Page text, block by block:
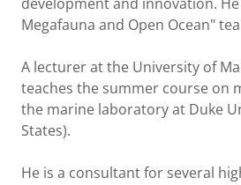
Megafauna and Open Ocean"
A lecturer at the University of
teaches the summer course on
the marine laboratory at Duke
States).
He is a consultant for several